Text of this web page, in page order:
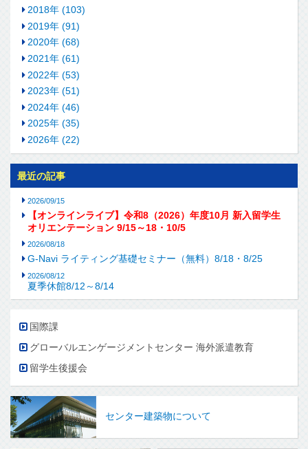
2018年 (103)
2019年 (91)
2020年 (68)
2021年 (61)
2022年 (53)
2023年 (51)
2024年 (46)
2025年 (35)
2026年 (22)
最近の記事
2026/09/15
【オンラインライブ】令和8（2026）年度10月 新入留学生
オリエンテーション 9/15～18・10/5
2026/08/18
G-Navi ライティング基礎セミナー（無料）8/18・8/25
2026/08/12
夏季休館8/12～8/14
国際課
グローバルエンゲージメントセンター 海外派遣教育
留学生後援会
センター建築物について